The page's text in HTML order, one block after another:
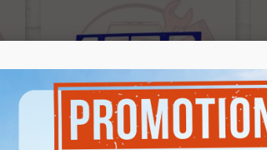
Calandre Nouveau Modèle Méhari